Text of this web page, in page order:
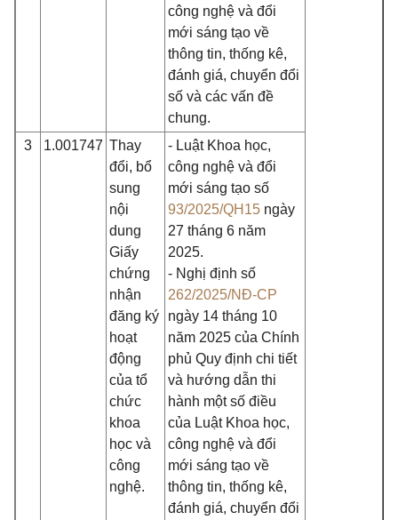
công nghệ và đổi
mới sáng tạo về
thông tin, thống kê,
đánh giá, chuyển đổi
số và các vấn đề
chung.
3
1.001747 Thay
đổi, bổ
sung
nội
dung
Giấy
chứng
nhận
đăng ký
hoạt
động
của tổ
chức
khoa
học và
công
nghệ.
- Luật Khoa học,
công nghệ và đổi
mới sáng tạo số
93/2025/QH15 ngày
27 tháng 6 năm
2025.
- Nghị định số
262/2025/NĐ-CP
ngày 14 tháng 10
năm 2025 của Chính
phủ Quy định chi tiết
và hướng dẫn thi
hành một số điều
của Luật Khoa học,
công nghệ và đổi
mới sáng tạo về
thông tin, thống kê,
đánh giá, chuyển đổi